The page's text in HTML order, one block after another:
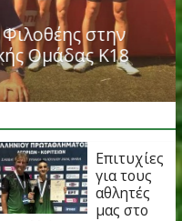
Φιλοθέης στην
Ομάδας Κ18